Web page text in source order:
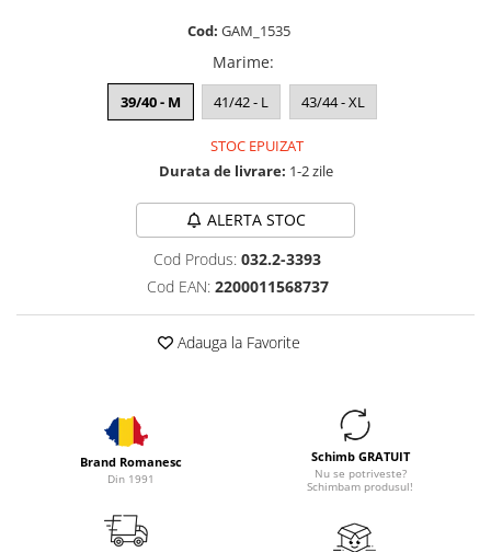
Cod: GAM_1535
Marime:
39/40 - M 41/42 - L 43/44 - XL
STOC EPUIZAT
Durata de livrare: 1-2 zile
ALERTA STOC
Cod Produs: 032.2-3393
Cod EAN: 2200011568737
Adauga la Favorite
Brand Romanesc
Din 1991
Schimb GRATUIT
Nu se potriveste?
Schimbam produsul!